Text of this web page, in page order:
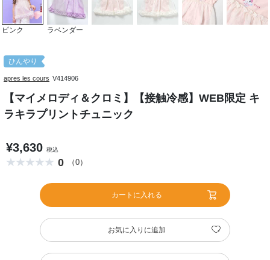
ピンク ラベンダー
ひんやり
apres les cours V414906
【マイメロディ＆クロミ】【接触冷感】WEB限定 キ
ラキラプリントチュニック
¥3,630 税込
0 （0）
カートに入れる
お気に入りに追加